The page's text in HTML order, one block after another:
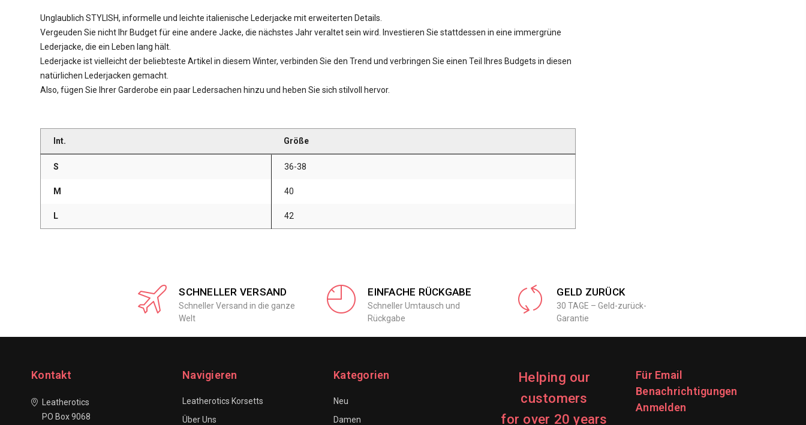
Unglaublich STYLISH, informelle und leichte italienische Lederjacke mit erweiterten Details.
Vergeuden Sie nicht Ihr Budget für eine andere Jacke, die nächstes Jahr veraltet sein wird. Investieren Sie stattdessen in eine immergrüne
Lederjacke, die ein Leben lang hält.
Lederjacke ist vielleicht der beliebteste Artikel in diesem Winter, verbinden Sie den Trend und verbringen Sie einen Teil Ihres Budgets in diesen
natürlichen Lederjacken gemacht.
Also, fügen Sie Ihrer Garderobe ein paar Ledersachen hinzu und heben Sie sich stilvoll hervor.
Int. Größe
S 36-38
M 40
L 42
SCHNELLER VERSAND
Schneller Versand in die ganze
Welt
EINFACHE RÜCKGABE
Schneller Umtausch und
Rückgabe
GELD ZURÜCK
30 TAGE – Geld-zurück-
Garantie
Kontakt
Leatherotics
PO Box 9068
Navigieren
Leatherotics Korsetts
Über Uns
Kategorien
Neu
Damen
Helping our
customers
for over 20 years
Für Email
Benachrichtigungen
Anmelden